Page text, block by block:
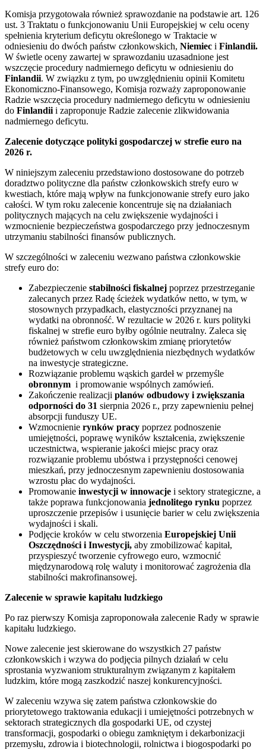
Komisja przygotowała również sprawozdanie na podstawie art. 126
ust. 3 Traktatu o funkcjonowaniu Unii Europejskiej w celu oceny
spełnienia kryterium deficytu określonego w Traktacie w
odniesieniu do dwóch państw członkowskich, Niemiec i Finlandii.
W świetle oceny zawartej w sprawozdaniu uzasadnione jest
wszczęcie procedury nadmiernego deficytu w odniesieniu do
Finlandii. W związku z tym, po uwzględnieniu opinii Komitetu
Ekonomiczno-Finansowego, Komisja rozważy zaproponowanie
Radzie wszczęcia procedury nadmiernego deficytu w odniesieniu
do Finlandii i zaproponuje Radzie zalecenie zlikwidowania
nadmiernego deficytu.
Zalecenie dotyczące polityki gospodarczej w strefie euro na
2026 r.
W niniejszym zaleceniu przedstawiono dostosowane do potrzeb
doradztwo polityczne dla państw członkowskich strefy euro w
kwestiach, które mają wpływ na funkcjonowanie strefy euro jako
całości. W tym roku zalecenie koncentruje się na działaniach
politycznych mających na celu zwiększenie wydajności i
wzmocnienie bezpieczeństwa gospodarczego przy jednoczesnym
utrzymaniu stabilności finansów publicznych.
W szczególności w zaleceniu wezwano państwa członkowskie
strefy euro do:
Zabezpieczenie stabilności fiskalnej poprzez przestrzeganie
zalecanych przez Radę ścieżek wydatków netto, w tym, w
stosownych przypadkach, elastyczności przyznanej na
wydatki na obronność. W rezultacie w 2026 r. kurs polityki
fiskalnej w strefie euro byłby ogólnie neutralny. Zaleca się
również państwom członkowskim zmianę priorytetów
budżetowych w celu uwzględnienia niezbędnych wydatków
na inwestycje strategiczne.
Rozwiązanie problemu wąskich gardeł w przemyśle
obronnym i promowanie wspólnych zamówień.
Zakończenie realizacji planów odbudowy i zwiększania
odporności do 31 sierpnia 2026 r., przy zapewnieniu pełnej
absorpcji funduszy UE.
Wzmocnienie rynków pracy poprzez podnoszenie
umiejętności, poprawę wyników kształcenia, zwiększenie
uczestnictwa, wspieranie jakości miejsc pracy oraz
rozwiązanie problemu ubóstwa i przystępności cenowej
mieszkań, przy jednoczesnym zapewnieniu dostosowania
wzrostu płac do wydajności.
Promowanie inwestycji w innowacje i sektory strategiczne, a
także poprawa funkcjonowania jednolitego rynku poprzez
uproszczenie przepisów i usunięcie barier w celu zwiększenia
wydajności i skali.
Podjęcie kroków w celu stworzenia Europejskiej Unii
Oszczędności i Inwestycji, aby zmobilizować kapitał,
przyspieszyć tworzenie cyfrowego euro, wzmocnić
międzynarodową rolę waluty i monitorować zagrożenia dla
stabilności makrofinansowej.
Zalecenie w sprawie kapitału ludzkiego
Po raz pierwszy Komisja zaproponowała zalecenie Rady w sprawie
kapitału ludzkiego.
Nowe zalecenie jest skierowane do wszystkich 27 państw
członkowskich i wzywa do podjęcia pilnych działań w celu
sprostania wyzwaniom strukturalnym związanym z kapitałem
ludzkim, które mogą zaszkodzić naszej konkurencyjności.
W zaleceniu wzywa się zatem państwa członkowskie do
priorytetowego traktowania edukacji i umiejętności potrzebnych w
sektorach strategicznych dla gospodarki UE, od czystej
transformacji, gospodarki o obiegu zamkniętym i dekarbonizacji
przemysłu, zdrowia i biotechnologii, rolnictwa i biogospodarki po